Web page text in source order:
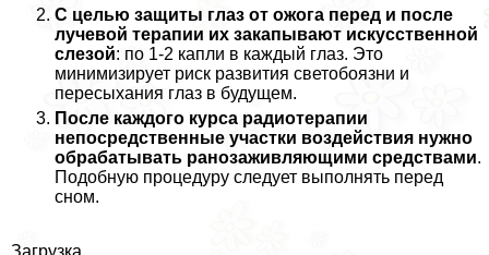
С целью защиты глаз от ожога перед и после
лучевой терапии их закапывают искусственной
слезой: по 1-2 капли в каждый глаз. Это
минимизирует риск развития светобоязни и
пересыхания глаз в будущем.
После каждого курса радиотерапии
непосредственные участки воздействия нужно
обpaбатывать ранозаживляющими средствами.
Подобную процедуру следует выполнять перед
сном.
Загрузка.